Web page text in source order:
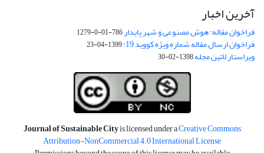
آخرین اخبار
فراخوان مقاله: هوش مصنوعی و شهر پایدار786-01-0-1279
فراخوان ارسال مقاله شماره ویژه کووید 19: 1399-04-23
ویراستار لاتین مجله1398-02-30
Journal of Sustainable Cityis licensed under aCreative Commons
Attribution-NonCommercial 4.0 International License